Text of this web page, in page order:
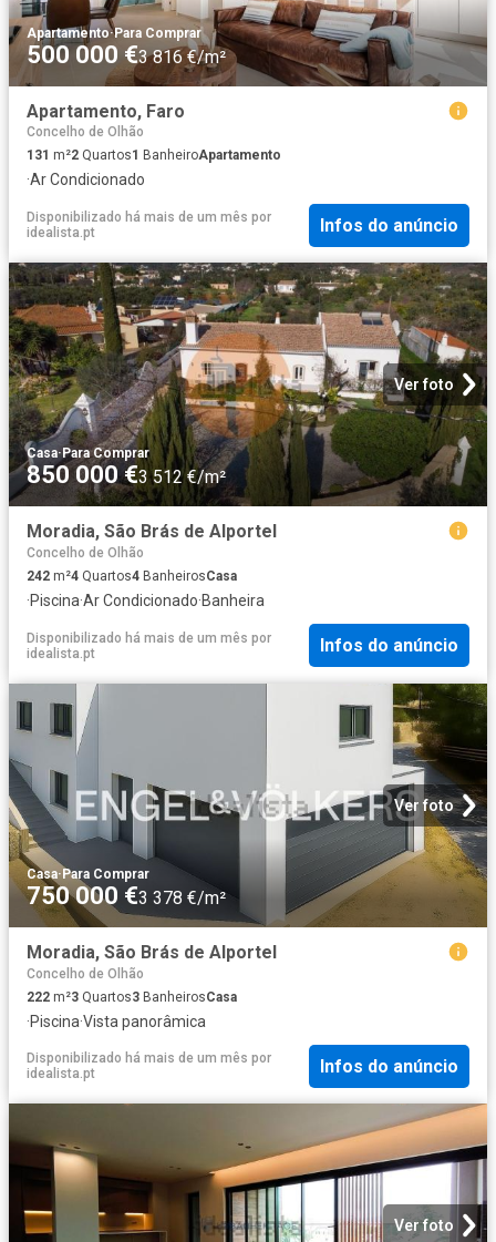
Apartamento·Para Comprar
500 000 €3 816 €/m²
Apartamento, Faro
Concelho de Olhão
131 m²2 Quartos1 BanheiroApartamento
·Ar Condicionado
Disponibilizado há mais de um mês por
idealista.pt
Infos do anúncio
Ver foto
Casa· Para Comprar
850 000 €3 512 €/m²
Moradia, São Brás de Alportel
Concelho de Olhão
242 m²4 Quartos4 BanheirosCasa
·Piscina·Ar Condicionado·Banheira
Disponibilizado há mais de um mês por
idealista.pt
Infos do anúncio
Ver foto
Casa·Para Comprar
750 000 €3 378 €/m²
Moradia, São Brás de Alportel
Concelho de Olhão
222 m²3 Quartos3 BanheirosCasa
·Piscina·Vista panorâmica
Disponibilizado há mais de um mês por
idealista.pt
Infos do anúncio
Ver foto